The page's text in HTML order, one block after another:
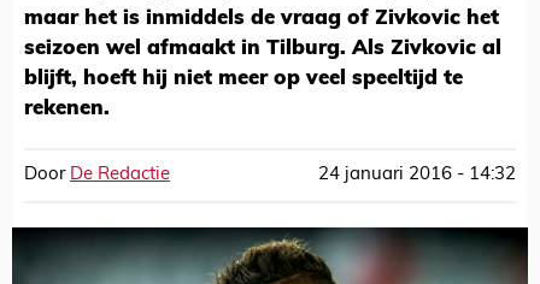
maar het is inmiddels de vraag of Zivkovic het
seizoen wel afmaakt in Tilburg. Als Zivkovic al
blijft, hoeft hij niet meer op veel speeltijd te
rekenen.
Door De Redactie 24 januari 2016 - 14:32